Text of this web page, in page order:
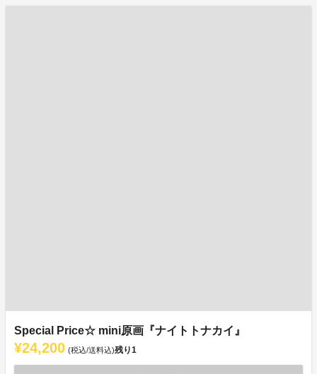
Special Price☆ mini原画『ナイトトナカイ』
¥24,200 (税込/送料込)残り1